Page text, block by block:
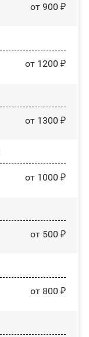
от 900 ₽
от 1200 ₽
от 1300 ₽
от 1000 ₽
от 500 ₽
от 800 ₽